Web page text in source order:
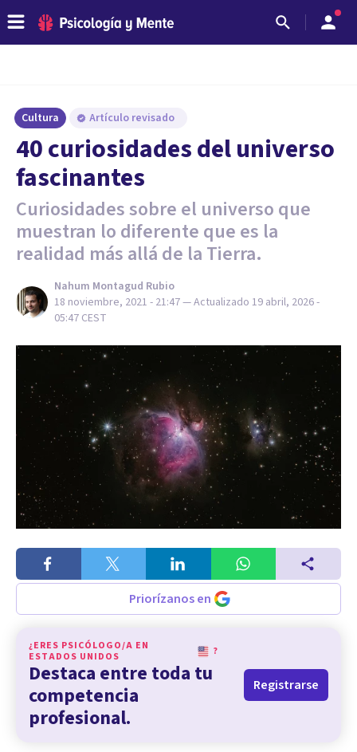
Cultura Artículo revisado
40 curiosidades del universo
fascinantes
Curiosidades sobre el universo que
muestran lo diferente que es la
realidad más allá de la Tierra.
Nahum Montagud Rubio
18 noviembre, 2021 - 21:47— Actualizado 19 abril, 2026 -
05:47 CEST
Priorízanos en
¿ERES PSICÓLOGO/A EN
ESTADOS UNIDOS
?
Destaca entre toda tu
competencia
profesional.
Registrarse